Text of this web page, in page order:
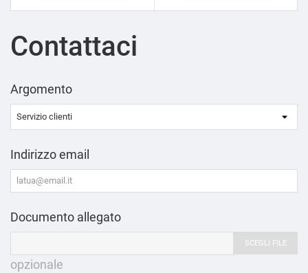
Contattaci
Argomento
Indirizzo email
Documento allegato
SCEGLI FILE
opzionale